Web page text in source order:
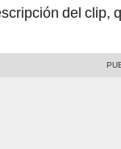
del clip,